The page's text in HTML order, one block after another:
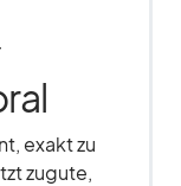
exakt zu
zugute,